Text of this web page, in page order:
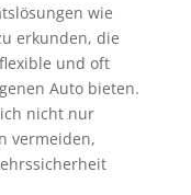
wie
erkunden, die
und oft
Auto bieten.
nicht nur
vermeiden,